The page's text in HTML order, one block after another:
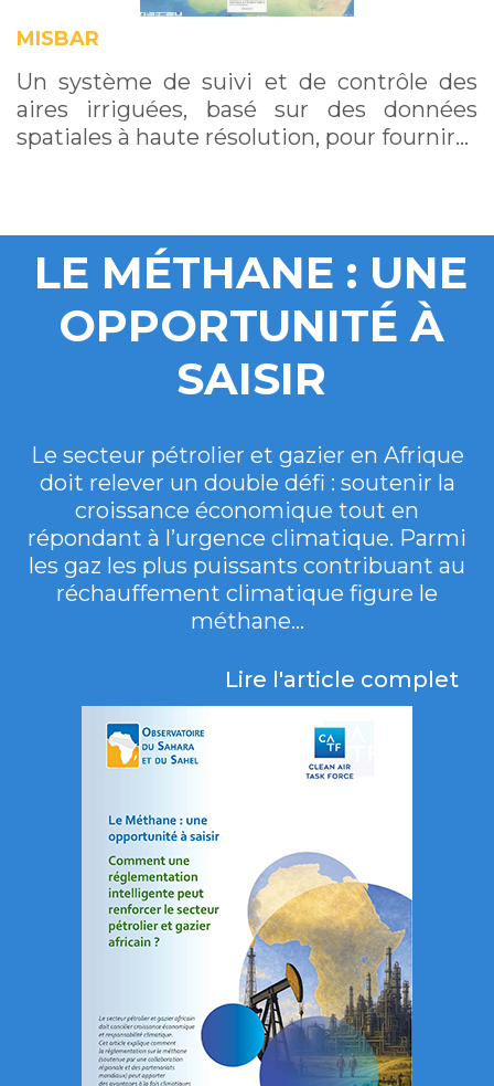
MISBAR
Un système de suivi et de contrôle des
aires irriguées, basé sur des données
spatiales à haute résolution, pour fournir…
LE MÉTHANE : UNE
OPPORTUNITÉ À
SAISIR
Le secteur pétrolier et gazier en Afrique
doit relever un double défi : soutenir la
croissance économique tout en
répondant à l’urgence climatique. Parmi
les gaz les plus puissants contribuant au
réchauffement climatique figure le
méthane...
Lire l'article complet